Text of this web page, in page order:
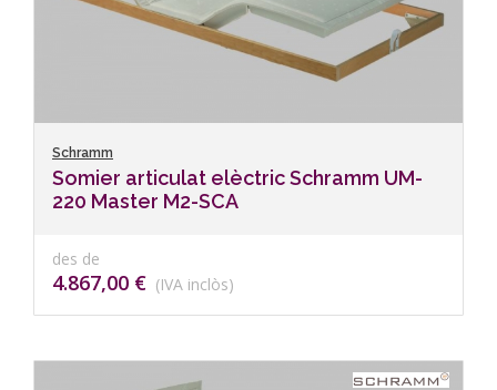
Schramm
Somier articulat elèctric Schramm UM-
220 Master M2-SCA
des de
4.867,00 € (IVA inclòs)